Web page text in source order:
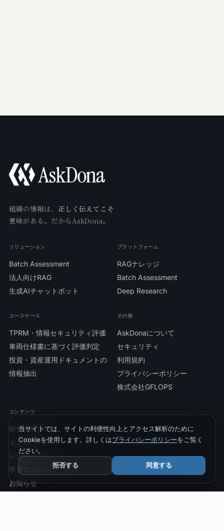
組織の情報は、 正しく伝えてこそ
意味がある。だからAskDona。
ソリューション
Batch Assessment
法人向けRAG
生成AIチャットボット
プラットフォーム
RAGナレッジ
Batch Assessment
Deep Research
ユースケース
TPRM・情報セキュリティ評価
車両仕様書に基づく評価判定
投資・資産運用ドキュメントの
情報抽出
その他
AskDonaについて
セキュリティ
利用規約
プライバシーポリシー
株式会社GFLOPS
コンテンツ
研究・調査
インサイト
レポート
学習コンテンツ
お知らせ
当サイトでは、サイトの利便性向上とアクセス解析のために
Cookieを使用します。詳しくはプライバシーポリシーをご覧く
ださい。
拒否する
同意する